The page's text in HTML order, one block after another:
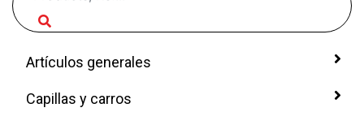
Artículos generales
Capillas y carros